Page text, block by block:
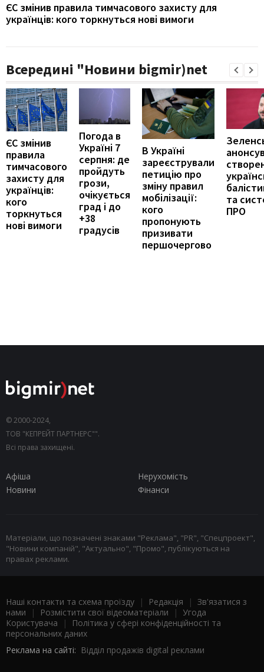
ЄС змінив правила тимчасового захисту для
українців: кого торкнуться нові вимоги
Всередині "Новини bigmir)net
ЄС змінив
правила
тимчасового
захисту для
українців:
кого
торкнуться
нові вимоги
Погода в
Україні 7
серпня: де
пройдуть
грози,
очікується
град і до
+38
градусів
В Україні
зареєстрували
петицію про
зміну правил
мобілізації:
кого
пропонують
призивати
першочергово
та
ПРО
© 2000-2024,
ТОВ "КЕПРЕЙТ ПАРТНЕРС"".
Всі права захищені.
Афіша
Нерухомість
Новини
Фінанси
Матеріали, що позначені знаками "Реклама", "PR", "Спецпроект",
"Новини компаній", "Актуально", "Промо", публікуються на
правах реклами.
Наші контакти та схема проїзду | Редакція | Зв'язатися з
нами | Розмістити свої відеоматеріали | Угода
Користувача |
Політика у сфері конфіденційності та
персональних даних
Реклама на сайті: Відділ продажів digital реклами